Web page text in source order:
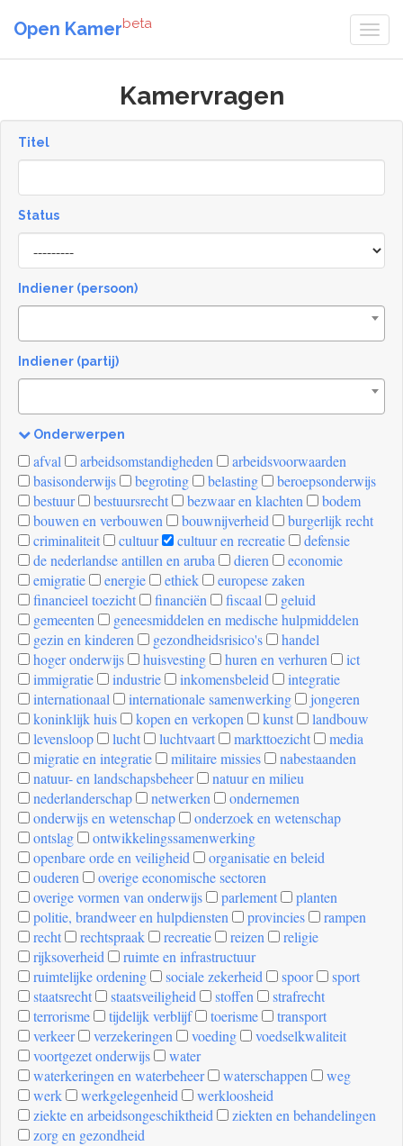
Open Kamerbeta
Kamervragen
Titel
Status
[invalid
name]
Indiener (persoon)
Indiener (partij)
Onderwerpen
[invalid
name]
afval arbeidsomstandigheden
arbeidsvoorwaarden
basisonderwijs
begroting belasting
beroepsonderwijs
bestuur
bestuursrecht bezwaar en klachten
bodem
bouwen en verbouwen
bouwnijverheid
burgerlijk recht
criminaliteit
cultuur cultuur en recreatie
defensie
de nederlandse antillen en aruba
dieren
economie
emigratie
energie ethiek
europese zaken
financieel toezicht
financiën fiscaal
geluid
gemeenten
geneesmiddelen en medische hulpmiddelen
gezin en kinderen
gezondheidsrisico's
handel
hoger onderwijs
huisvesting huren en verhuren
ict
immigratie
industrie inkomensbeleid
integratie
internationaal
internationale samenwerking
jongeren
koninklijk huis
kopen en verkopen kunst
landbouw
levensloop
lucht luchtvaart markttoezicht
media
migratie en integratie
militaire missies
nabestaanden
natuur- en landschapsbeheer
natuur en milieu
nederlanderschap
netwerken
ondernemen
onderwijs en wetenschap
onderzoek en wetenschap
ontslag
ontwikkelingssamenwerking
openbare orde en veiligheid
organisatie en beleid
ouderen
overige economische sectoren
overige vormen van onderwijs
parlement
planten
politie, brandweer en hulpdiensten
provincies
rampen
recht
rechtspraak recreatie reizen
religie
rijksoverheid
ruimte en infrastructuur
ruimtelijke ordening
sociale zekerheid spoor
sport
staatsrecht
staatsveiligheid stoffen
strafrecht
terrorisme
tijdelijk verblijf toerisme
transport
verkeer
verzekeringen voeding
voedselkwaliteit
voortgezet onderwijs
water
waterkeringen en waterbeheer
waterschappen
weg
werk
werkgelegenheid
werkloosheid
ziekte en arbeidsongeschiktheid
ziekten en behandelingen
zorg en gezondheid